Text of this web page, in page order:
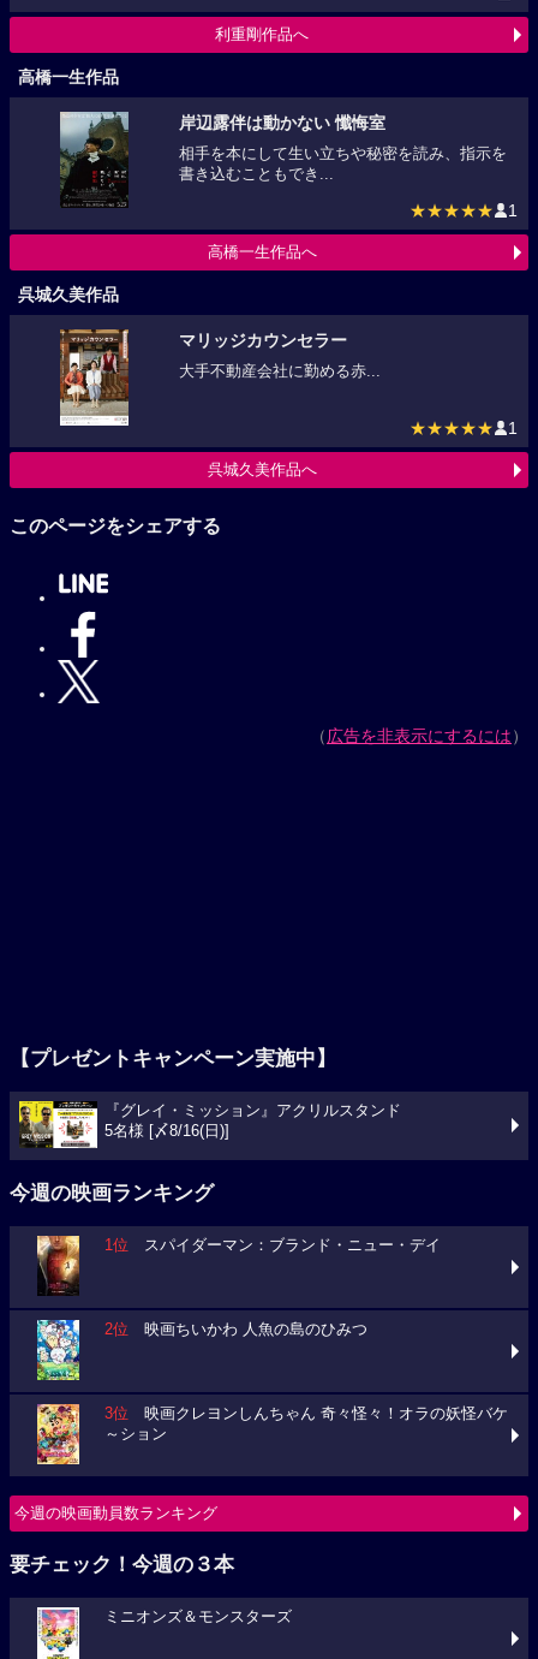
利重剛作品へ
高橋一生作品
岸辺露伴は動かない 懺悔室
相手を本にして生い立ちや秘密を読み、指示を
書き込むこともでき...
★★★★★
高橋一生作品へ
呉城久美作品
マリッジカウンセラー
大手不動産会社に勤める赤...
★★★★★
呉城久美作品へ
このページをシェアする
5名様 [〆8/16(日)]
今週の映画ランキング
2位 映画ちいかわ 人魚の島のひみつ
3位 映画クレヨンしんちゃん 奇々怪々！オラの妖怪バケ
今週の映画動員数ランキング
要チェック！今週の３本
ブルーロック